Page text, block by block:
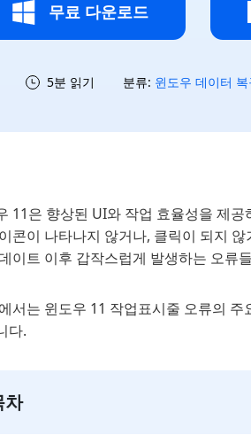
무료 다운로드
5분 읽기 분류: 윈도우 데이터 복
11은 향상된 UI와 작업 효율성을 제
콘이 나타나지 않거나, 클릭이 되지
이트 이후 갑작스럽게 발생하는 오류
서는 윈도우 11 작업표시줄 오류의
다.
차